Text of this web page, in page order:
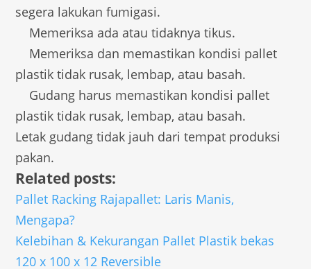
segera lakukan fumigasi.
Memeriksa ada atau tidaknya tikus.
Memeriksa dan memastikan kondisi pallet
plastik tidak rusak, lembap, atau basah.
Gudang harus memastikan kondisi pallet
plastik tidak rusak, lembap, atau basah.
Letak gudang tidak jauh dari tempat produksi
pakan.
Related posts:
Pallet Racking Rajapallet: Laris Manis,
Mengapa?
Kelebihan & Kekurangan Pallet Plastik bekas
120 x 100 x 12 Reversible